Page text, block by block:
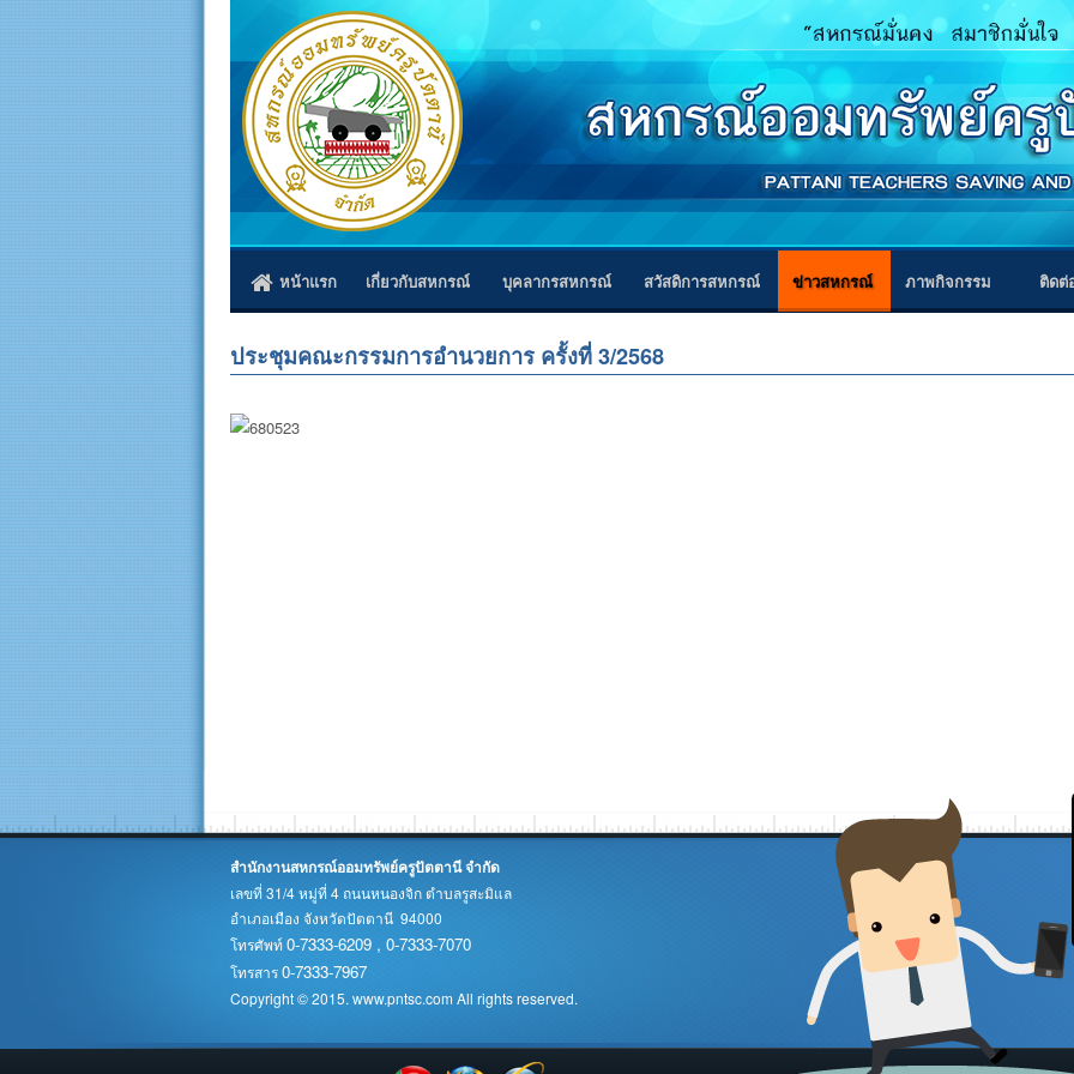
หน้าแรก เกี่ยวกับสหกรณ์ บุคลากรสหกรณ์ สวัสดิการสหกรณ์ ข่าวสหกรณ์ ภาพกิจกรรม ติด
ประชุมคณะกรรมการอำนวยการ ครั้งที่ 3/2568
สำนักงานสหกรณ์ออมทรัพย์ครูปัตตานี จำกัด
เลขที่ 31/4 หมู่ที่ 4 ถนนหนองจิก ตำบลรูสะมิแล
อำเภอเมือง จังหวัดปัตตานี 94000
โทรศัพท์0-7333-6209 , 0-7333-7070
โทรสาร0-7333-7967
Copyright © 2015. www.pntsc.com All rights reserved.